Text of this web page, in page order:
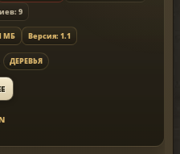
9
МБ Версия: 1.1
ДЕРЕВЬЯ